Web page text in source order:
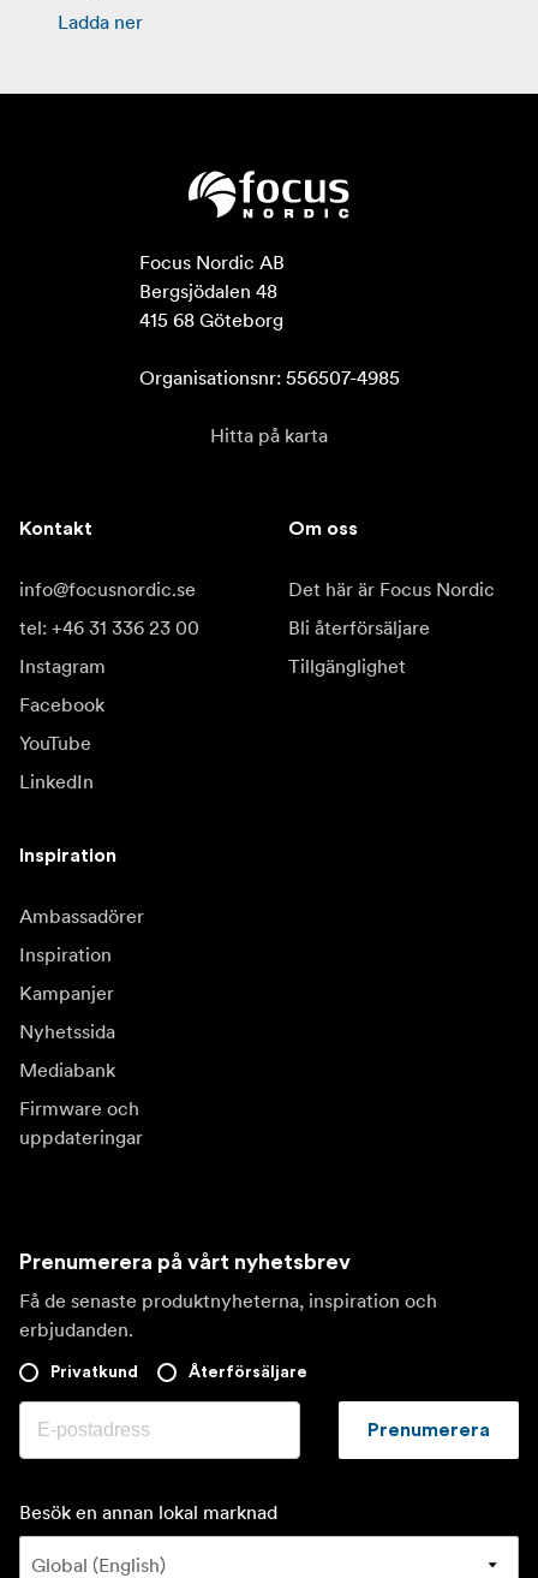
Ladda ner
Focus Nordic AB
Bergsjödalen 48
415 68 Göteborg
Organisationsnr: 556507-4985
Hitta på karta
Kontakt
info@focusnordic.se
tel: +46 31 336 23 00
Instagram
Facebook
YouTube
LinkedIn
Om oss
Det här är Focus Nordic
Bli återförsäljare
Tillgänglighet
Inspiration
Ambassadörer
Inspiration
Kampanjer
Nyhetssida
Mediabank
Firmware och
uppdateringar
Prenumerera på vårt nyhetsbrev
Få de senaste produktnyheterna, inspiration och
erbjudanden.
Privatkund Återförsäljare
Prenumerera
Besök en annan lokal marknad